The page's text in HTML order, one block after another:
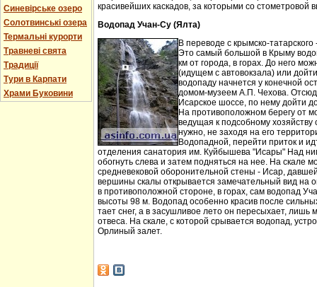
Синевірське озеро
Солотвинські озера
Термальні курорти
Травневі свята
Традиції
Тури в Карпати
Храми Буковини
красивейших каскадов, за которыми со стометровой
Водопад Учан-Су (Ялта)
В переводе с крымско-
Это самый большой в Крыму
км от города, в горах. До него
(идущем с автовокзала) или
водопаду начнется у конечной
домом-музеем А.П. Чехова.
Исарское шоссе, по нему дойти
На противоположном берегу от
ведущая к подсобному
нужно, не заходя на его
Водопадной, перейти приток и
отделения санатория им. Куйбышева "Исары" Над
обогнуть слева и затем подняться на нее. На скале
средневековой оборонительной стены - Исар,
вершины скалы открывается замечательный вид на
в противоположной стороне, в горах, сам водопад
высоты 98 м. Водопад особенно красив после
тает снег, а в засушливое лето он пересыхает, лишь
отвеса. На скале, с которой срывается водопад,
Орлиный залет.